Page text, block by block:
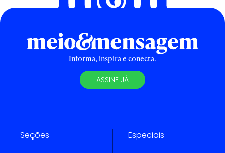
Informa, inspira e conecta.
ASSINE JÁ
Seções Especiais